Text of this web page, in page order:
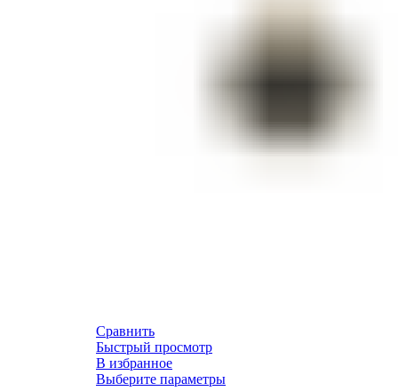
Сравнить
Быстрый просмотр
В избранное
Выберите параметры